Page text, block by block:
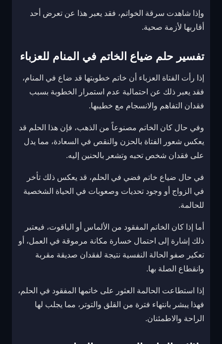
وإذا شاهدت سرقة الخواتم، فقد يعبر هذا عن تعرض أحد
أقاربها لأزمة صحية.
تفسير حلم ضياع الخاتم في المنام للعزباء
إذا رأت الفتاة العزباء أن خاتم خطوبتها قد ضاع في المنام،
فقد يعبر ذلك عن احتمالية عدم استمرار الخطوبة بسبب
فقدان التفاهم والانسجام مع خطيبها.
وفي حال كان الخاتم مصنوعاً من الذهب، فإن هذا الحلم قد
يعكس شعور الفتاة بالحزن والنقص في السعادة، مما يدل
على فقدان شخص تحبه وتشعر بالحنين إليه.
في حال ضياع خاتم فضي في الحلم، قد يعكس ذلك تأخر
في الزواج أو وجود تحديات وصعوبات في الحياة الشخصية
للحالمة.
أما إذا كان الخاتم المفقود من الألماس أو الياقوت، فيعتبر
ذلك إشارة إلى احتمال خسارة مكانة مرموقة في العمل، أو
تعكير صفو الحالة النفسية نتيجة لفقدان صديقة مقربة
وانقطاع الصلة بها.
إذا استطاعت الحالمة العثور على خاتمها المفقود في الحلم،
فهذا يبشر بانتهاء فترة من القلق والتوتر، مما يجلب لها
الراحة والاطمئنان.